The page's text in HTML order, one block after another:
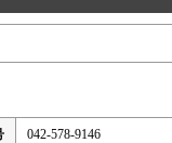
042-578-9146